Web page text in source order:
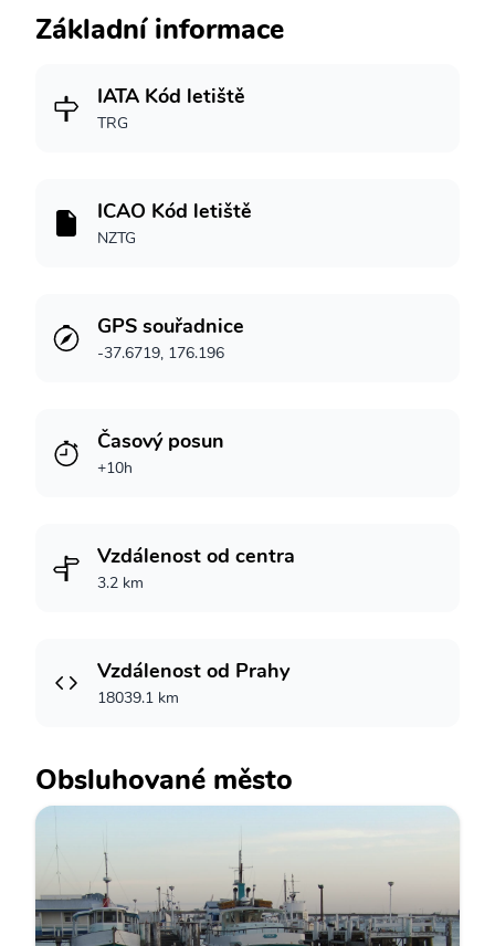
Základní informace
IATA Kód letiště
TRG
ICAO Kód letiště
NZTG
GPS souřadnice
-37.6719, 176.196
Časový posun
+10h
Vzdálenost od centra
3.2 km
Vzdálenost od Prahy
18039.1 km
Obsluhované město